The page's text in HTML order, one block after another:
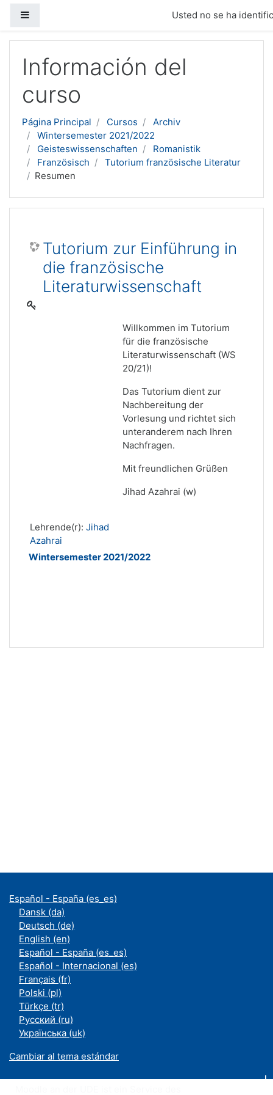
Usted no se ha
Información del
curso
Página Principal Cursos
Archiv
Wintersemester 2021/2022
Geisteswissenschaften
Romanistik
Französisch
Tutorium französische Literatur
Resumen
Tutorium zur Einführung in
die französische
Literaturwissenschaft
Willkommen im Tutorium
für die französische
Literaturwissenschaft (WS
20/21)!
Das Tutorium dient zur
Nachbereitung der
Vorlesung und richtet sich
unteranderem nach Ihren
Nachfragen.
Mit freundlichen Grüßen
Jihad Azahrai (w)
Lehrende(r): Jihad
Azahrai
Wintersemester 2021/2022
Español - España ‎(es_es)‎
Dansk ‎(da)‎
Deutsch ‎(de)‎
English ‎(en)‎
Español - España ‎(es_es)‎
Español - Internacional ‎(es)‎
Français ‎(fr)‎
Polski ‎(pl)‎
Türkçe ‎(tr)‎
Русский ‎(ru)‎
Українська ‎(uk)‎
Cambiar al tema estándar